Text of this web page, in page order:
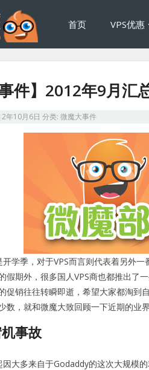
首页 VPS优惠
事件】2012年9月汇
年10月6日 分类: 微魔大事件
学季，对于VPS而言则代表着另外
假期外，很多国人VPS商也都推出了一
促销往往转瞬即逝，希望大家都淘到
数，就和微魔大致回顾一下近期的业
事故
大多来自于Godaddy的这次大规模